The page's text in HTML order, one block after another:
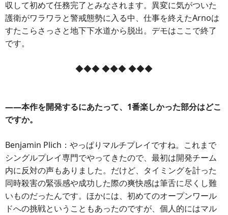
収して初めて任務完了とみなされます。異変に気がついた
護衛がワラワラと警戒態勢に入る中、仕事を終えたArnoは
すたこらさっさと地下下水道から脱出。デモはここで終了
です。
◆◆◆ ◆◆◆ ◆◆◆
――本作を開発するにあたって、1番楽しかった部分はどこ
ですか。
Benjamin Plich：やっぱりマルチプレイですね。これまで
シングルプレイ専門でやってきたので、最初は開発チーム
内に反対の声もありました。だけど、タイミングを計った
同時殺害の緊張感や成功した際の爽快感は筆舌に尽くし難
いものだったんです。ほかには、初めてのオープンワール
ドへの挑戦ということもあったのですが、個人的にはマル